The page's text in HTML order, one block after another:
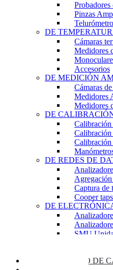
Probadores
Pinzas
DE
Cámaras
Medidores
Accesorios
DE MEDICIÓN
Cámaras
Medidores
Medidores
DE
Calibración
Calibración
DE REDES DE
Captura de
Cooper
DE
SMU
LABORATORIO DE